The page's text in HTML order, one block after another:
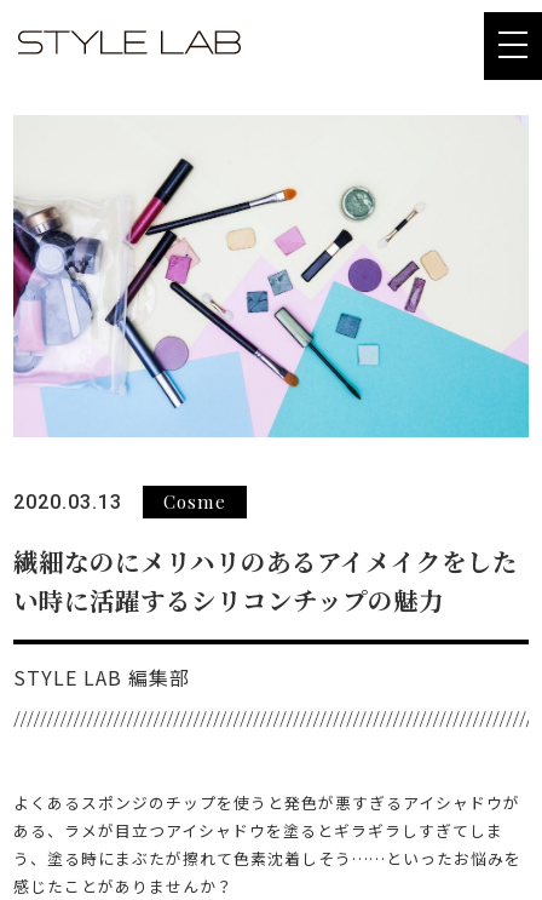
2020.03.13 Cosme
繊細なのにメリハリのあるアイメイクをした
い時に活躍するシリコンチップの魅力
STYLE LAB 編集部
よくあるスポンジのチップを使うと発色が悪すぎるアイシャドウが
ある、ラメが目立つアイシャドウを塗るとギラギラしすぎてしま
う、塗る時にまぶたが擦れて色素沈着しそう……といったお悩みを
感じたことがありませんか？